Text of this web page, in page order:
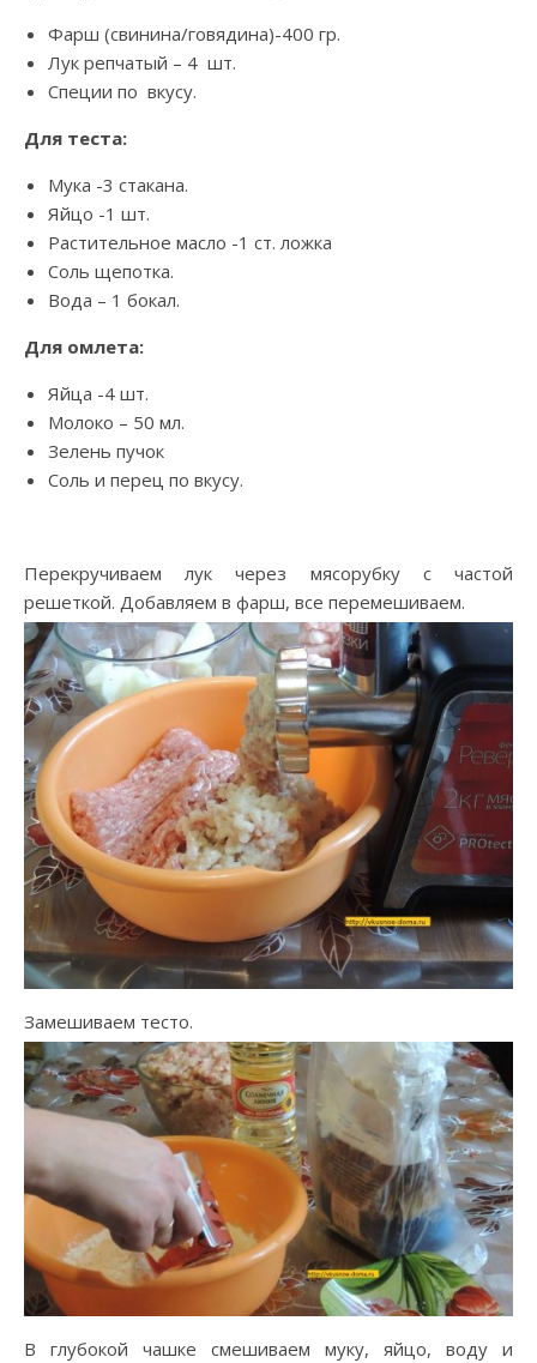
Фарш (свинина/говядина)-400 гр.
Лук репчатый – 4 шт.
Специи по вкусу.
Для теста:
Мука -3 стакана.
Яйцо -1 шт.
Растительное масло -1 ст. ложка
Соль щепотка.
Вода – 1 бокал.
Для омлета:
Яйца -4 шт.
Молоко – 50 мл.
Зелень пучок
Соль и перец по вкусу.
Перекручиваем лук через мясорубку с частой
решеткой. Добавляем в фарш, все перемешиваем.
Замешиваем тесто.
В глубокой чашке смешиваем муку, яйцо, воду и